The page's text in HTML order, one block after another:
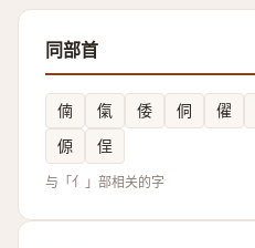
同部首
㑲 㑶 倭 侗 㒛
傆
侱
与「亻」部相关的字